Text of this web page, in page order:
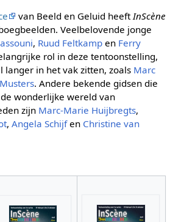
van Beeld en Geluid heeft InScène
Veelbelovende jonge
, Ruud Feltkampen Ferry
rol in deze tentoonstelling,
langer in het vak zitten, zoals Marc
. Andere bekende gidsen die
wonderlijke wereld van
zijn Marc-Marie Huijbregts,
, Angela Schijfen Christine van